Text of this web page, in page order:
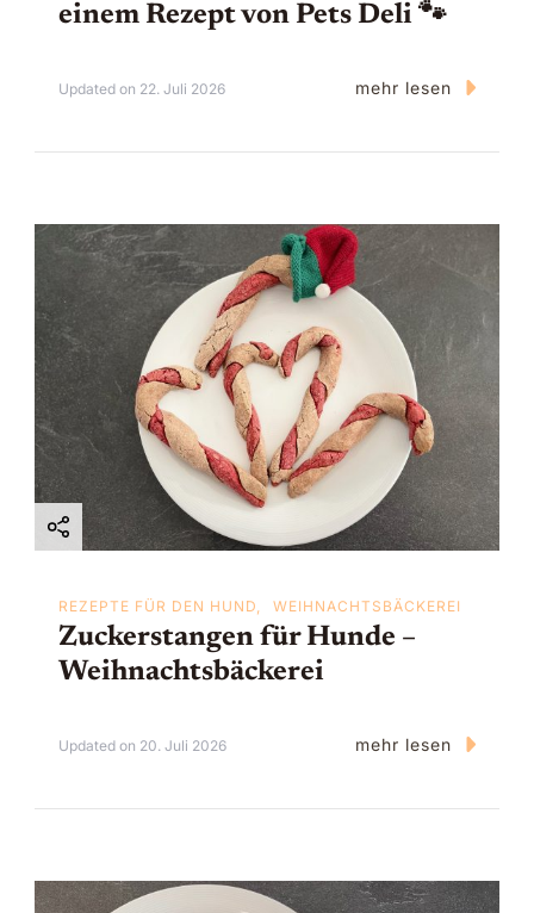
einem Rezept von Pets Deli 🐾
Updated on 22. Juli 2026 mehr lesen
REZEPTE FÜR DEN HUND WEIHNACHTSBÄCKEREI
Zuckerstangen für Hunde –
Weihnachtsbäckerei
Updated on 20. Juli 2026 mehr lesen